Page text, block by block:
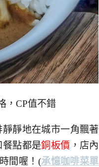
，CP值不錯
靜地在城市一角飄著
餐點都是銅板價 ，店內
間喔！ (承憶咖啡菜單